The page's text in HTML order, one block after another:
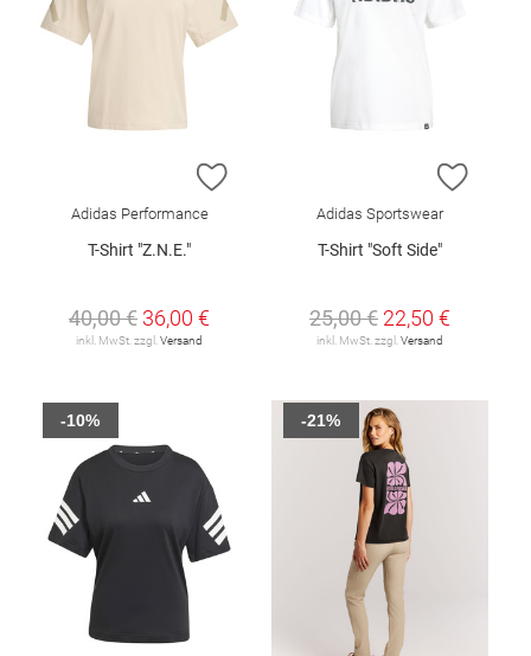
ZUR WUNSCHLISTE HINZUFÜGEN
Adidas Performance
T-Shirt "Z.N.E."
40,00 € 36,00 €
inkl. MwSt. zzgl. Versand
ZUR
Adidas Sportswear
T-Shirt "Soft Side"
25,00 € 22,50 €
inkl. MwSt. zzgl. Versand
-10% -21%